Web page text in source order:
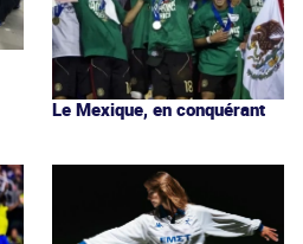
Le Mexique, en conquérant